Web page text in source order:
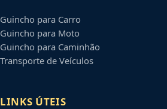
Guincho para Carro
Guincho para Moto
Guincho para Caminhão
Transporte de Veículos
LINKS ÚTEIS